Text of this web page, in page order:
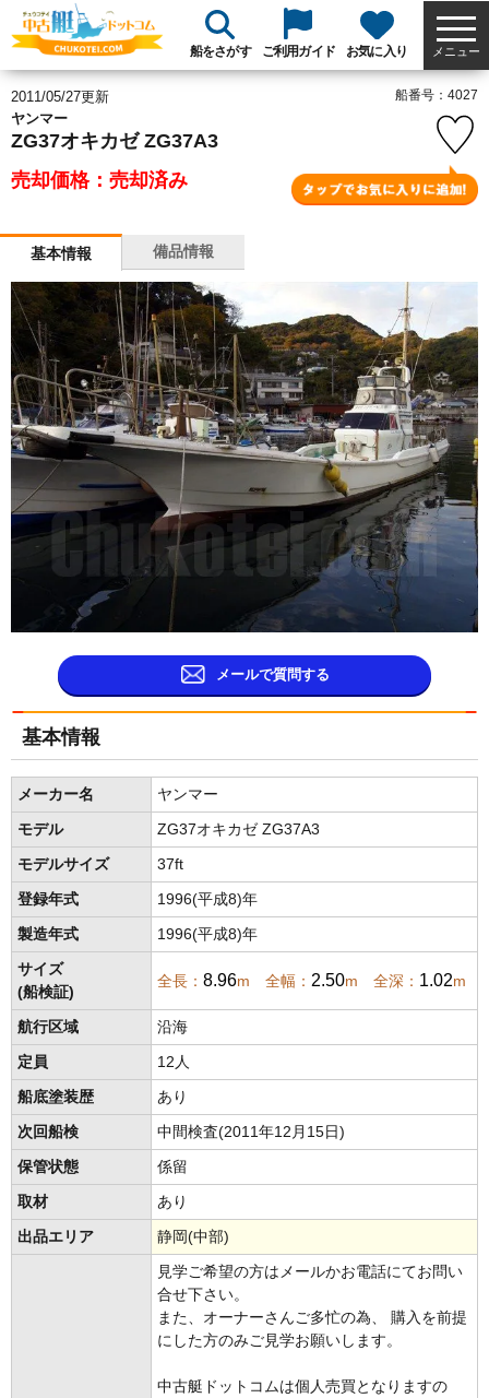
船をさがす ご利用ガイド お気に入り メニュー
2011/05/27更新
ヤンマー
ZG37オキカゼ ZG37A3
売却価格：売却済み
船番号：4027
基本情報 備品情報
メールで質問する
基本情報
メーカー名 ヤンマー
モデル ZG37オキカゼ ZG37A3
モデルサイズ 37ft
登録年式 1996(平成8)年
製造年式 1996(平成8)年
サイズ
(船検証)
全長： 8.96m 全幅： 2.50m 全深： 1.02m
航行区域 沿海
定員 12人
船底塗装歴 あり
次回船検 中間検査(2011年12月15日)
保管状態 係留
取材 あり
出品エリア 静岡(中部)
見学ご希望の方はメールかお電話にてお問い
合せ下さい。
また、オーナーさんご多忙の為、 購入を前提
にした方のみご見学お願いします。
中古艇ドットコムは個人売買となりますの